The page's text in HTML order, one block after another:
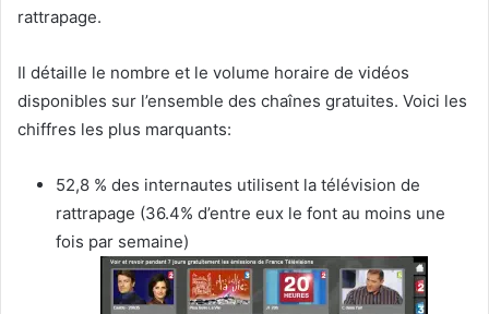
rattrapage.
Il détaille le nombre et le volume horaire de vidéos
disponibles sur l’ensemble des chaînes gratuites. Voici les
chiffres les plus marquants:
52,8 % des internautes utilisent la télévision de
rattrapage (36.4% d’entre eux le font au moins une
fois par semaine)